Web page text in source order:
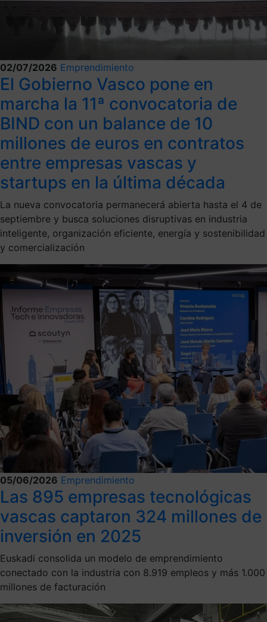
02/07/2026 Emprendimiento
El Gobierno Vasco pone en
marcha la 11ª convocatoria de
BIND con un balance de 10
millones de euros en contratos
entre empresas vascas y
startups en la última década
La nueva convocatoria permanecerá abierta hasta el 4 de
septiembre y busca soluciones disruptivas en industria
inteligente, organización eficiente, energía y sostenibilidad
y comercialización
05/06/2026 Emprendimiento
Las 895 empresas tecnológicas
vascas captaron 324 millones de
inversión en 2025
Euskadi consolida un modelo de emprendimiento
conectado con la industria con 8.919 empleos y más 1.000
millones de facturación